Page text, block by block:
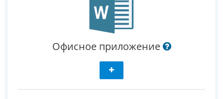
Офисное приложение